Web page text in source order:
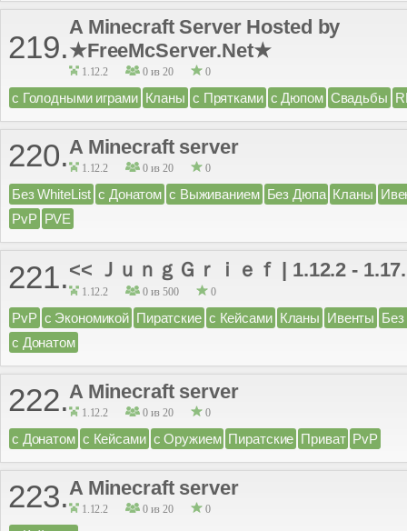
219.
A Minecraft Server Hosted by
★FreeMcServer.Net★
1.12.2 0 из 20 0
с Голодными играми Кланы с Прятками с Дюпом Свадьбы
220.A Minecraft server
1.12.2 0 из 20 0
Без WhiteList с Донатом с Выживанием Без Дюпа Кланы
PvP PVE
221.<< ＪｕｎｇＧｒｉｅｆ | 1.12.2 -
1.12.2 0 из 500 0
PvP с Экономикой Пиратские с Кейсами Кланы Ивенты
с Донатом
222.A Minecraft server
1.12.2 0 из 20 0
с Донатом с Кейсами с Оружием Пиратские Приват PvP
223.A Minecraft server
1.12.2 0 из 20 0